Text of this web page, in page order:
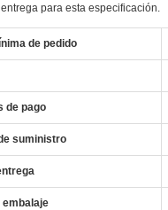
para esta especificación.
de pedido
de pago
suministro